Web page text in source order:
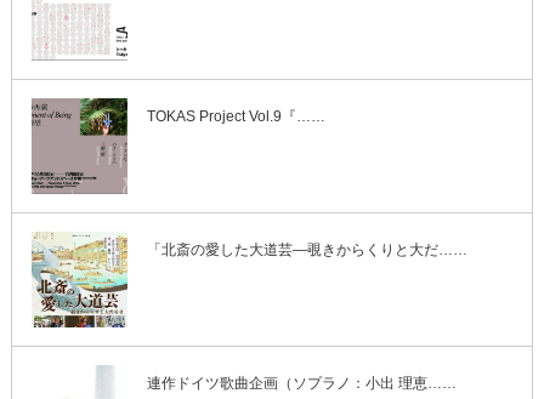
TOKAS Project Vol.9『……
「北斎の愛した大道芸―覗きからくりと大だ……
連作ドイツ歌曲企画（ソプラノ：小出 理恵……